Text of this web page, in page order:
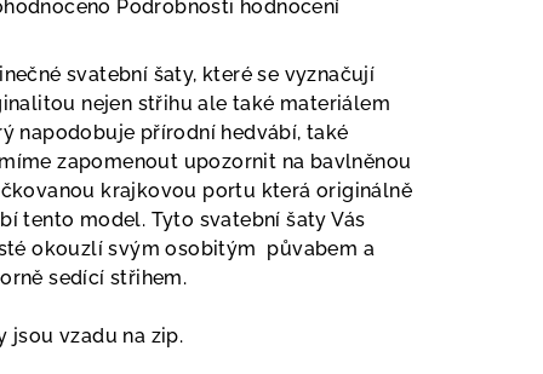
Podrobnosti hodnocení
svatební šaty, které se vyznačují
nejen střihu ale také materiálem
napodobuje přírodní hedvábí, také
zapomenout upozornit na bavlněnou
krajkovou portu která originálně
tento model. Tyto svatební šaty Vás
okouzlí svým osobitým půvabem a
sedící střihem.
jsou vzadu na zip.